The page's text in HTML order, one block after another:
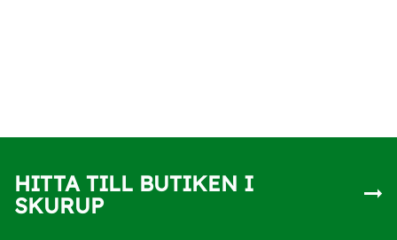
HITTA TILL BUTIKEN I
SKURUP